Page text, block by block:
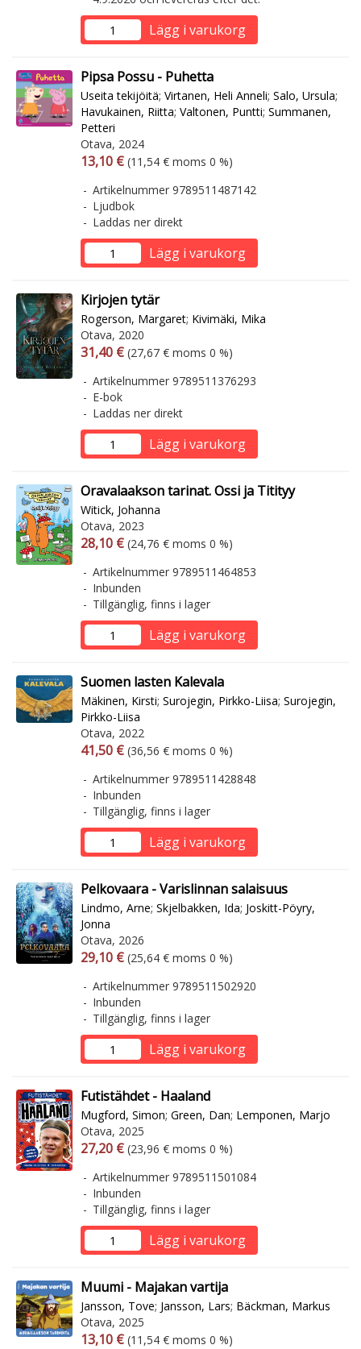
Lägg i varukorg
Pipsa Possu - Puhetta
Useita tekijöitä; Virtanen, Heli Anneli; Salo, Ursula;
Havukainen, Riitta; Valtonen, Puntti; Summanen,
Petteri
Otava, 2024
Arvonlisäverollinen hinta
13,10 € Arvonlisäveroton hinta
(11,54 € moms 0 %)
Artikelnummer 9789511487142
Ljudbok
Laddas ner direkt
Lägg i varukorg
Kirjojen tytär
Rogerson, Margaret; Kivimäki, Mika
Otava, 2020
Arvonlisäverollinen hinta
31,40 € Arvonlisäveroton hinta
(27,67 € moms 0 %)
Artikelnummer 9789511376293
E-bok
Laddas ner direkt
Lägg i varukorg
Oravalaakson tarinat. Ossi ja Titityy
Witick, Johanna
Otava, 2023
Arvonlisäverollinen hinta
28,10 € Arvonlisäveroton hinta
(24,76 € moms 0 %)
Artikelnummer 9789511464853
Inbunden
Tillgänglig, finns i lager
Lägg i varukorg
Suomen lasten Kalevala
Mäkinen, Kirsti; Surojegin, Pirkko-Liisa; Surojegin,
Pirkko-Liisa
Otava, 2022
Arvonlisäverollinen hinta
41,50 € Arvonlisäveroton hinta
(36,56 € moms 0 %)
Artikelnummer 9789511428848
Inbunden
Tillgänglig, finns i lager
Lägg i varukorg
Pelkovaara - Varislinnan salaisuus
Lindmo, Arne; Skjelbakken, Ida; Joskitt-Pöyry,
Jonna
Otava, 2026
Arvonlisäverollinen hinta
29,10 € Arvonlisäveroton hinta
(25,64 € moms 0 %)
Artikelnummer 9789511502920
Inbunden
Tillgänglig, finns i lager
Lägg i varukorg
Futistähdet - Haaland
Mugford, Simon; Green, Dan; Lemponen, Marjo
Otava, 2025
Arvonlisäverollinen hinta
27,20 € Arvonlisäveroton hinta
(23,96 € moms 0 %)
Artikelnummer 9789511501084
Inbunden
Tillgänglig, finns i lager
Lägg i varukorg
Muumi - Majakan vartija
Jansson, Tove; Jansson, Lars; Bäckman, Markus
Otava, 2025
Arvonlisäverollinen hinta
13,10 € Arvonlisäveroton hinta
(11,54 € moms 0 %)